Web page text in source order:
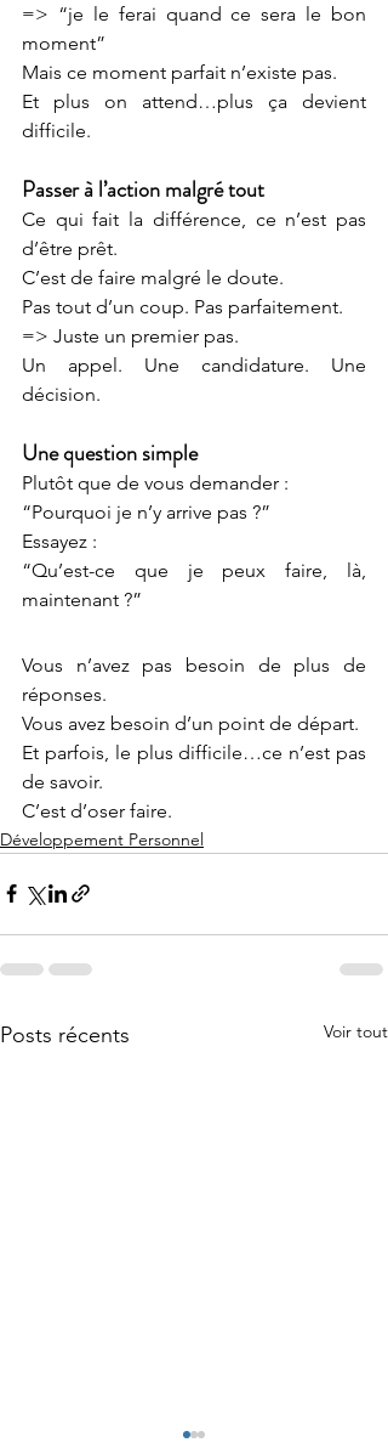
=> “je le ferai quand ce sera le bon
moment”
Mais ce moment parfait n’existe pas.
Et plus on attend…plus ça devient
difficile.
Passer à l’action malgré tout
Ce qui fait la différence, ce n’est pas
d’être prêt.
C’est de faire malgré le doute.
Pas tout d’un coup. Pas parfaitement.
=> Juste un premier pas.
Un appel. Une candidature. Une
décision.
Une question simple
Plutôt que de vous demander :
“Pourquoi je n’y arrive pas ?”
Essayez :
“Qu’est-ce que je peux faire, là,
maintenant ?”
Vous n’avez pas besoin de plus de
réponses.
Vous avez besoin d’un point de départ.
Et parfois, le plus difficile…ce n’est pas
de savoir.
C’est d’oser faire.
Développement Personnel
Posts récents Voir tout